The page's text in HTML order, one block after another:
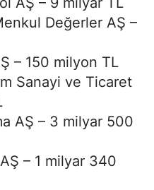
Değerler AŞ –
– 150 milyon TL
Sanayi ve Ticaret
AŞ – 3 milyar 500
– 1 milyar 340